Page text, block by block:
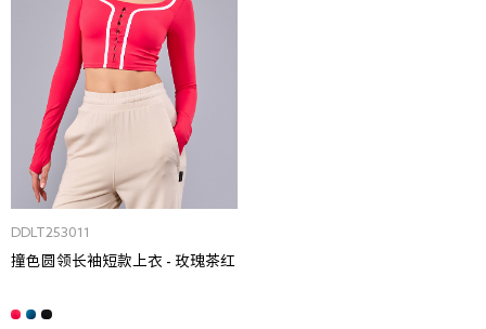
DDLT253011
撞色圆领长袖短款上衣 - 玫瑰茶红